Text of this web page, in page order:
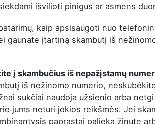
išvilioti pinigus ar asmens
kaip apsisaugoti nuo
gaunate įtartiną skambutį iš
į skambučius iš nepažįstamų
iš nežinomo numerio,
sukčiai naudoja užsienio arba
jums neturi jokios reikšmės. Jei
paprastai palieka žinutę